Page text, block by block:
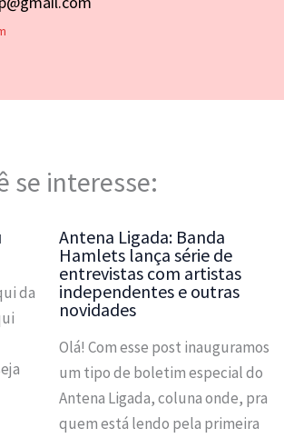
se interesse:
da
Antena Ligada: Banda
Hamlets lança série de
entrevistas com artistas
independentes e outras
novidades
Olá! Com esse post inauguramos
um tipo de boletim especial do
Antena Ligada, coluna onde, pra
quem está lendo pela primeira